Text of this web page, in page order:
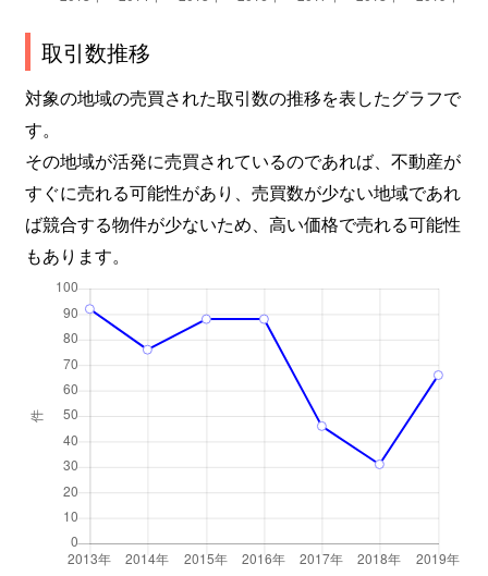
取引数推移
対象の地域の売買された取引数の推移を表したグラフで
す。
その地域が活発に売買されているのであれば、不動産が
すぐに売れる可能性があり、売買数が少ない地域であれ
ば競合する物件が少ないため、高い価格で売れる可能性
もあります。